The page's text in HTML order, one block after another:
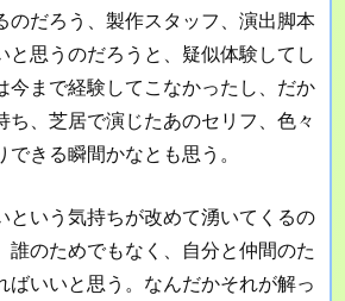
のだろう、製作スタッフ、演出脚本
と思うのだろうと、疑似体験してし
今まで経験してこなかったし、だか
ち、芝居で演じたあのセリフ、色々
きる瞬間かなとも思う。
という気持ちが改めて湧いてくるの
誰のためでもなく、自分と仲間のた
ばいいと思う。なんだかそれが解っ